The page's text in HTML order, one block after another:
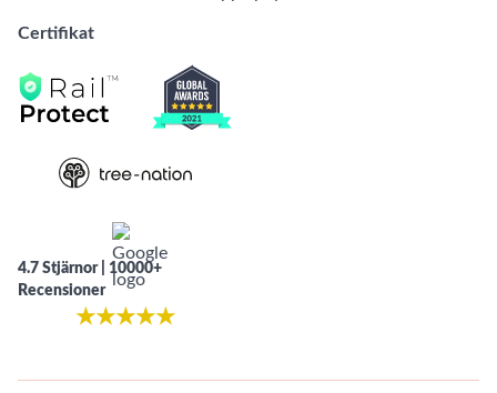
Certifikat
4.7 Stjärnor | 10000+
Recensioner
★★★★★